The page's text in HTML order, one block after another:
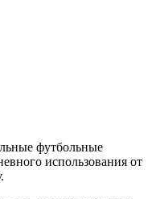
футбольные
использования от